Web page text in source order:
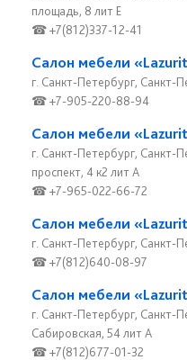
площадь, 8 лит Е
☎ +7(812)337-12-41
Салон мебели
г. Санкт-Петербург, Санкт-
☎ +7-905-220-88-94
Салон мебели
г. Санкт-Петербург, Санкт-
проспект, 4 к2 лит А
☎ +7-965-022-66-72
Салон мебели
г. Санкт-Петербург, Санкт-
☎ +7(812)640-08-97
Салон мебели
г. Санкт-Петербург, Санкт-
Сабировская, 54 лит А
☎ +7(812)677-01-32